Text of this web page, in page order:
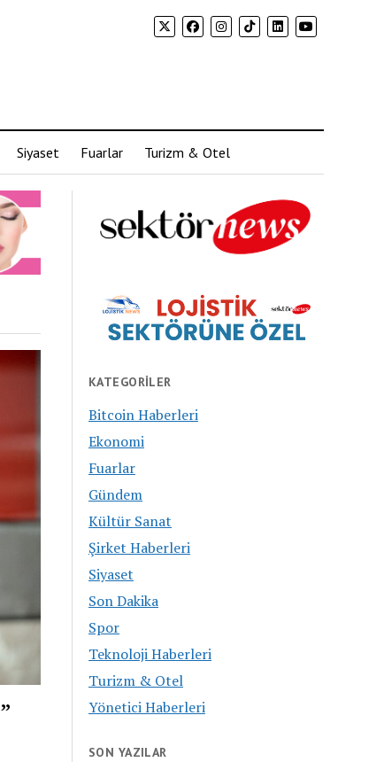
Siyaset Fuarlar Turizm & Otel
KATEGORILER
Bitcoin Haberleri
Ekonomi
Fuarlar
Gündem
Kültür Sanat
Şirket Haberleri
Siyaset
Son Dakika
Spor
Teknoloji Haberleri
Turizm & Otel
Yönetici Haberleri
SON YAZILAR